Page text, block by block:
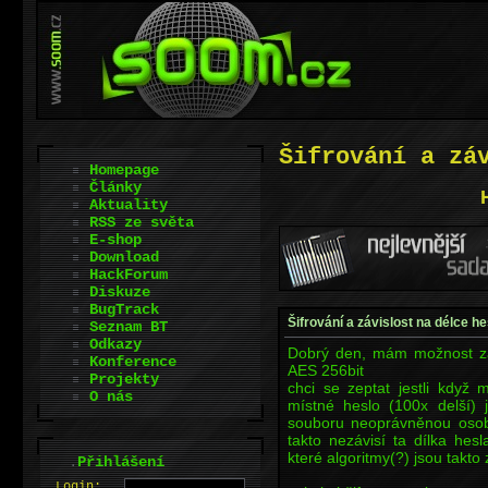
Šifrování a
Šifrování a závislost na délce
Dobrý den, mám možnost
AES 256bit
chci se zeptat jestli když
místné heslo (100x delší)
souboru neoprávněnou
takto nezávisí ta dílka
které algoritmy(?) jsou takto
Homepage
Články
Aktuality
RSS ze světa
E-shop
Download
HackForum
Diskuze
BugTrack
Seznam BT
Odkazy
Konference
Projekty
O nás
.Přihlášení